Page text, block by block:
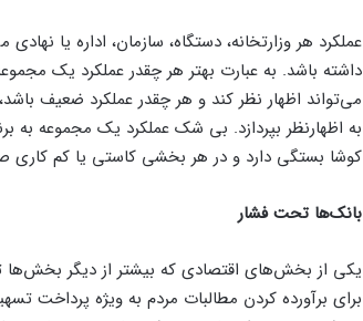
عملکرد هر وزارتخانه، دستگاه، سازمان، اداره یا
داشته باشد. به عبارت بهتر هر چقدر عملکرد یک
می‌تواند اظهار نظر کند و هر چقدر عملکرد ضعیف
به اظهارنظر بپردازد. بی شک عملکرد یک مجموعه به
کوشا بستگی دارد و در هر بخشی کاستی یا کم کاری
بانک‌ها تحت فشار
یکی از بخش‌های اقتصادی که بیشتر از دیگر بخش‌ها
برای برآورده کردن مطالبات مردم به ویژه پرداخت